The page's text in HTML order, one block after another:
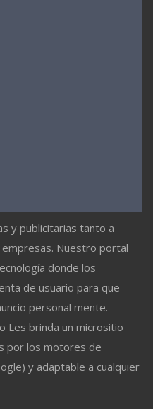
y publicitarias tanto a
Nuestro portal
donde los
de usuario para que
personal mente.
Les brinda un micrositio
por los motores de
y adaptable a cualquier